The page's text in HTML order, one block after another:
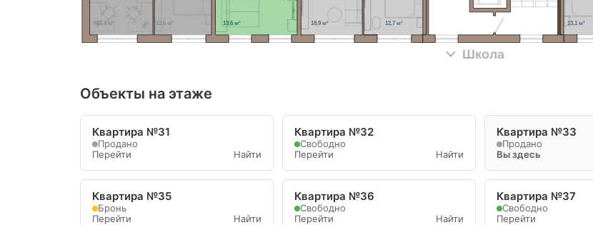
12,7 м²
18,9 м² 13,1 м²
16,4 м² 12,6 м² 13,6 м²
Школа
Объекты на этаже
Квартира №31
Продано
Перейти
Найти
Квартира №32
Свободно
Перейти
Найти
Квартира №33
Продано
Вы здесь
Квартира №35
Бронь
Перейти
Найти
Квартира №36
Свободно
Перейти
Найти
Квартира №37
Свободно
Перейти